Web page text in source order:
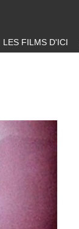
LES FILMS D'ICI